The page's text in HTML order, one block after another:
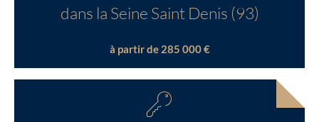
dans la Seine Saint Denis (93)
à partir de 285 000 €